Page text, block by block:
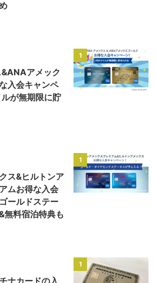
1
アメック
入会キャンペ
が無期限に貯
1
ス&ヒルトンア
ムお得な入会
ールドステー
無料宿泊特典も
1